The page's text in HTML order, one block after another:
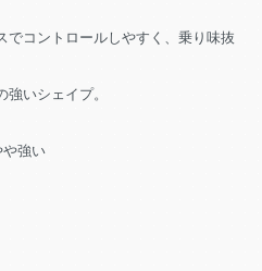
でコントロールしやすく、乗り味抜
いシェイプ。
強い